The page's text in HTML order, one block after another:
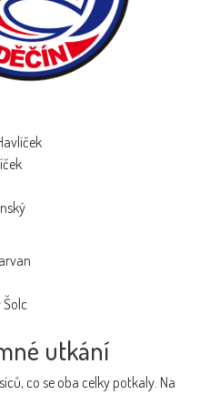
Šolc
utkání
co se oba celky potkaly. Na